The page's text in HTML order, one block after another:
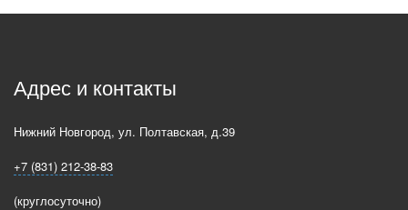
Адрес и контакты
Нижний Новгород, ул. Полтавская, д.39
+7 (831) 212-38-83
(круглосуточно)